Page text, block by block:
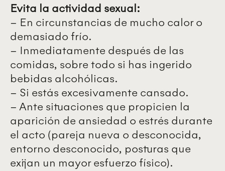
Evita la actividad sexual:
– En circunstancias de mucho calor o
demasiado frío.
– Inmediatamente después de las
comidas, sobre todo si has ingerido
bebidas alcohólicas.
– Si estás excesivamente cansado.
– Ante situaciones que propicien la
aparición de ansiedad o estrés durante
el acto (pareja nueva o desconocida,
entorno desconocido, posturas que
exijan un mayor esfuerzo físico).